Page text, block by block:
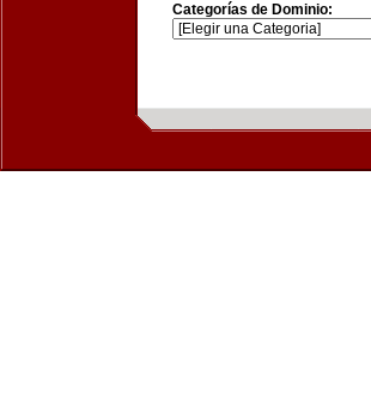
Categorías de Dominio: